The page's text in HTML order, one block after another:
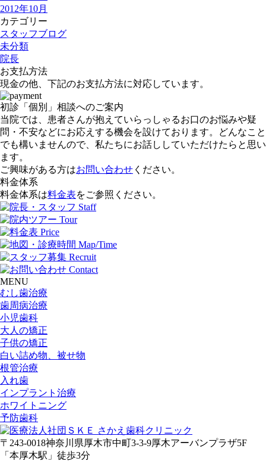
2012年10月
カテゴリー
スタッフブログ
未分類
院長
お支払方法
現金の他、下記のお支払方法に対応しています。
初診「個別」相談へのご案内
当院では、患者さんが抱えていらっしゃるお口のお悩みや疑
問・不安などにお応えする機会を設けております。どんなこと
でも構いませんので、私たちにお話ししていただけたらと思い
ます。
ご興味がある方はお問い合わせ ください。
料金体系
料金体系は料金表をご参照ください。
MENU
むし歯治療
歯周病治療
小児歯科
大人の矯正
子供の矯正
白い詰め物、被せ物
根管治療
入れ歯
インプラント治療
ホワイトニング
予防歯科
〒243-0018神奈川県厚木市中町3-3-9厚木アーバンプラザ5F
「 本厚木駅 」 徒歩3分